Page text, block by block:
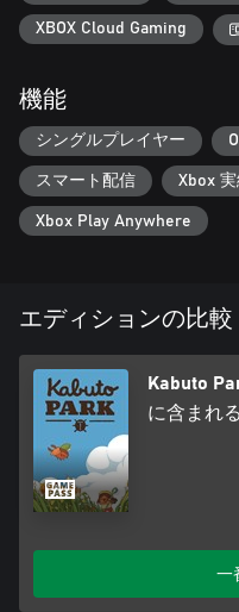
べさせてレベルアップさせ
レベルの高い長ぐつとムシと
名人になれること間違いな
る新エリアに行くための道
る道具、ムシをつかまえや
んぶそろってるんだ。ラッ
ゲームの特徴 🎮
短い時間でプレイできるム
でサクッと遊べるので、午
よし、好きなときにチマチ
プレイヤーの時間を尊重し
を作るのが好きです。
わかりやすいゲームシステ
ームや、シンプルなデッキ
入りの生きものを強くでき
お手軽に楽しめます。
を、キュートなアートとす
最高にかわいいムシたち：
シたちがあつまってあなた
XBOX Cloud Gaming
機能
シングルプレイヤー
スマート配信 Xbox
Xbox Play Anywhere
エディションの比較
Kabuto
に含まれる
一